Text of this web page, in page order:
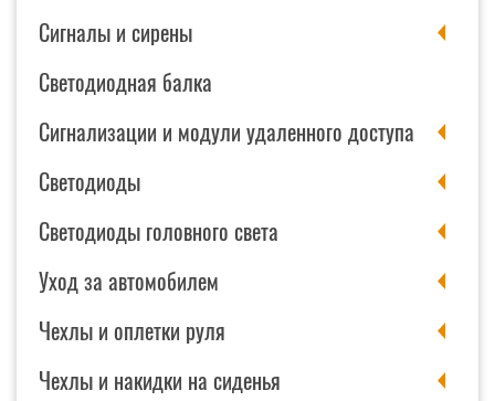
Сигналы и сирены
Светодиодная балка
Сигнализации и модули удаленного доступа
Светодиоды
Светодиоды головного света
Уход за автомобилем
Чехлы и оплетки руля
Чехлы и накидки на сиденья